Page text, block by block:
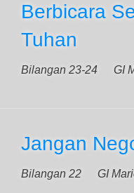
Berbicara
Tuhan
Bilangan 23-24 GI
Jangan
Bilangan 22 GI